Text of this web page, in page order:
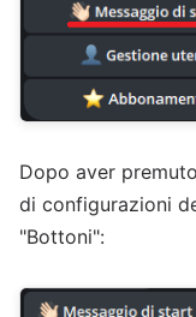
Dopo aver
di configurazioni
"Bottoni":